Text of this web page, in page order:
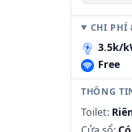
CHI PHÍ
3.5k/
Free
THÔNG
Toilet: